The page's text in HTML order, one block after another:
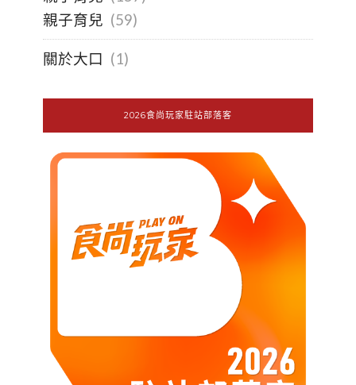
親子育兒 (59)
關於大口 (1)
2026食尚玩家駐站部落客